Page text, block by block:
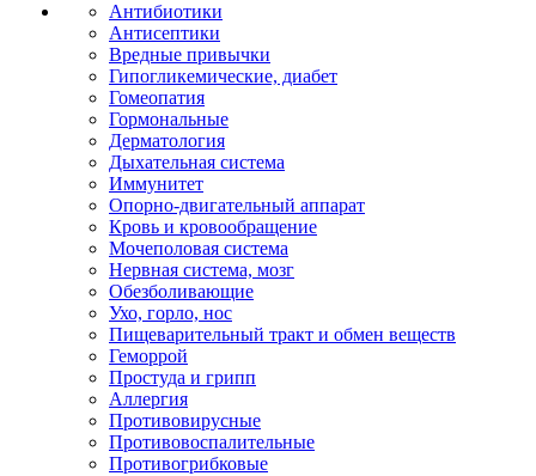
Антибиотики
Антисептики
Вредные привычки
Гипогликемические, диабет
Гомеопатия
Гормональные
Дерматология
Дыхательная система
Иммунитет
Опорно-двигательный аппарат
Кровь и кровообращение
Мочеполовая система
Нервная система, мозг
Обезболивающие
Ухо, горло, нос
Пищеварительный тракт и обмен веществ
Геморрой
Простуда и грипп
Аллергия
Противовирусные
Противовоспалительные
Противогрибковые